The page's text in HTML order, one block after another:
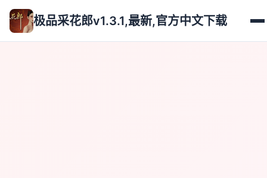
极品采花郎v1.3.1,最新,官方中文下载